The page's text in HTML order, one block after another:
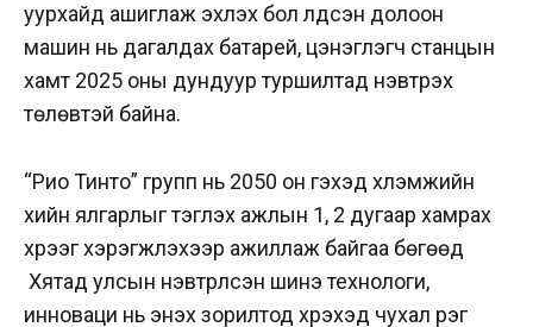
уурхайд ашиглаж эхлэх бол үлдсэн долоон
машин нь дагалдах батарей, цэнэглэгч станцын
хамт 2025 оны дундуур туршилтад нэвтрэх
төлөвтэй байна.
“Рио Тинто” групп нь 2050 он гэхэд хүлэмжийн
хийн ялгарлыг тэглэх ажлын 1, 2 дугаар хамрах
хүрээг хэрэгжүүлэхээр ажиллаж байгаа бөгөөд
Хятад улсын нэвтрүүлсэн шинэ технологи,
инноваци нь энэхүү зорилтод хүрэхэд чухал үүрэг